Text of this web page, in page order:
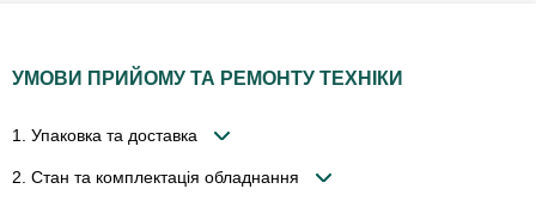
УМОВИ ПРИЙОМУ ТА РЕМОНТУ ТЕХНІКИ
1. Упаковка та доставка
2. Стан та комплектація обладнання